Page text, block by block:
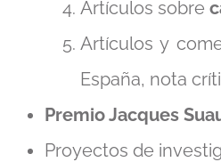
Artículos sobre
Artículos y
España, nota
Premio Jacques
Proyectos de